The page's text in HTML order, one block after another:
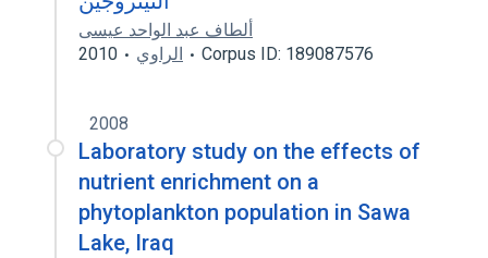
ألطاف عبد الواحد عيسى
الراوي
2010 Corpus ID: 189087576
2008
Laboratory study on the effects of
nutrient enrichment on a
phytoplankton population in Sawa
Lake, Iraq